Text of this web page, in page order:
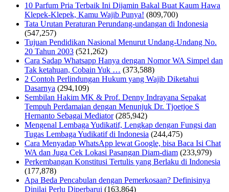
10 Parfum Pria Terbaik Ini Dijamin Bakal Buat Kaum Hawa
Klepek-Klepek, Kamu Wajib Punya! (809,700)
Tata Urutan Peraturan Perundang-undangan di Indonesia
(547,257)
Tujuan Pendidikan Nasional Menurut Undang-Undang No.
20 Tahun 2003 (521,262)
Cara Sadap Whatsapp Hanya dengan Nomor WA Simpel dan
Tak ketahuan, Cobain Yuk … (373,588)
2 Contoh Perlindungan Hukum yang Wajib Diketahui
Dasarnya (294,109)
Sembilan Hakim MK & Prof. Denny Indrayana Sepakat
Tempuh Perdamaian dengan Menunjuk Dr. Tjoetjoe S
Hernanto Sebagai Mediator (285,942)
Mengenal Lembaga Yudikatif, Lengkap dengan Fungsi dan
Tugas Lembaga Yudikatif di Indonesia (244,475)
Cara Menyadap WhatsApp lewat Google, bisa Baca Isi Chat
WA dan Juga Cek Lokasi Pasangan Diam-diam (233,979)
Perkembangan Konstitusi Tertulis yang Berlaku di Indonesia
(177,878)
Apa Beda Pencabulan dengan Pemerkosaan? Definisinya
Dinilai Perlu Diperbarui (163,864)